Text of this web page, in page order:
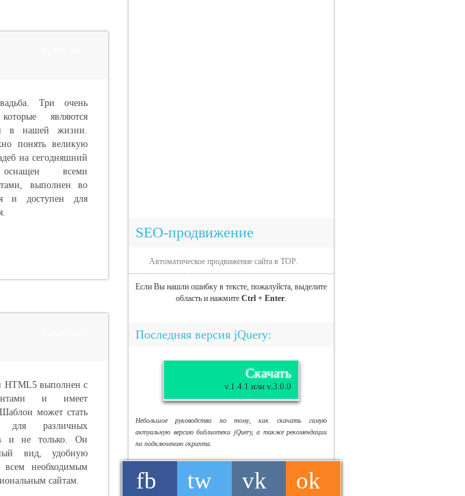
Три очень
являются
в нашей жизни.
понять великую
на сегодняшний
всеми
выполнен во
и доступен для
HTML5 выполнен с
и имеет
может стать
для различных
и не только. Он
вид, удобную
всем необходимым
сайтам.
SEO-продвижение
Автоматическое продвижение сайта в TOP.
Если Вы нашли ошибку в тексте, пожалуйста, выделите
область и нажмите Ctrl + Enter.
Последняя версия jQuery:
Скачать
v.1.4.1 или v.3.0.0
Небольшое руководство по тому, как скачать самую
актуальную версию библиотеки jQuery, а также рекомендации
по подключению скрипта.
fb tw vk ok